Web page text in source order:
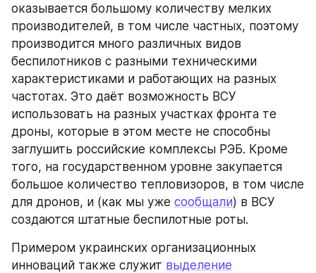
оказывается большому количеству мелких
производителей, в том числе частных, поэтому
производится много различных видов
беспилотников с разными техническими
характеристиками и работающих на разных
частотах. Это даёт возможность ВСУ
использовать на разных участках фронта те
дроны, которые в этом месте не способны
заглушить российские комплексы РЭБ. Кроме
того, на государственном уровне закупается
большое количество тепловизоров, в том числе
для дронов, и (как мы уже сообщали) в ВСУ
создаются штатные беспилотные роты.
Примером украинских организационных
инноваций также служит выделение